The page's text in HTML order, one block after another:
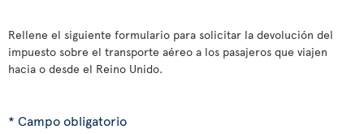
Rellene el siguiente formulario para solicitar la devolución del
impuesto sobre el transporte aéreo a los pasajeros que viajen
hacia o desde el Reino Unido.
* Campo obligatorio